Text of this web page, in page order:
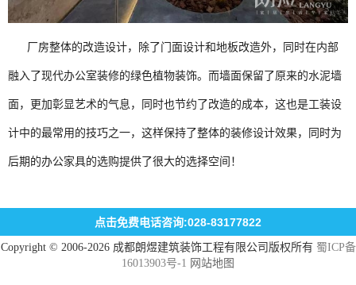
厂房整体的改造设计，除了门面设计和地板改造外，同时在内部
融入了现代办公室装修的绿色植物装饰。而墙面保留了原来的水泥墙
面，更加彰显艺术的气息，同时也节约了改造的成本，这也是工装设
计中的最常用的技巧之一，这样保持了整体的装修设计效果，同时为
后期的办公家具的选购提供了很大的选择空间！
点击免费电话咨询:028-83177822
Copyright © 2006-2026 成都朗煜建筑装饰工程有限公司版权所有 蜀ICP备
16013903号-1 网站地图